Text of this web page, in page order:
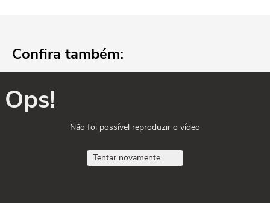
Confira também:
Ops!
Não foi possível reproduzir o vídeo
Tentar novamente